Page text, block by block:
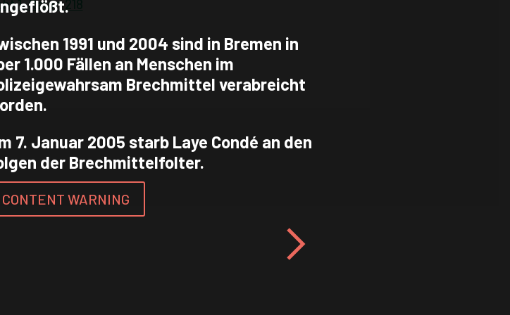
1, Raum 218
1991 und 2004 sind in Bremen in
1.000 Fällen an Menschen im
Brechmittel verabreicht
7. Januar 2005 starb Laye Condé an den
der Brechmittelfolter.
CONTENT WARNING